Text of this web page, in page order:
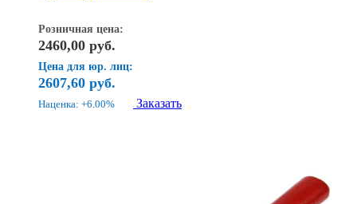
Розничная цена:
2460,00 руб.
Цена для юр. лиц:
2607,60 руб.
Наценка: +6.00% Заказать